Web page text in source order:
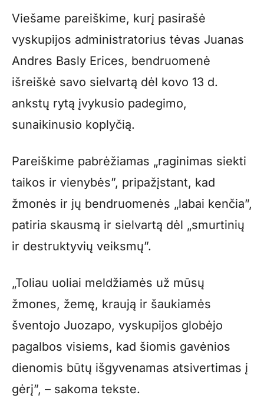
Viešame pareiškime, kurį pasirašė
vyskupijos administratorius tėvas Juanas
Andres Basly Erices, bendruomenė
išreiškė savo sielvartą dėl kovo 13 d.
ankstų rytą įvykusio padegimo,
sunaikinusio koplyčią.
Pareiškime pabrėžiamas „raginimas siekti
taikos ir vienybės”, pripažįstant, kad
žmonės ir jų bendruomenės „labai kenčia”,
patiria skausmą ir sielvartą dėl „smurtinių
ir destruktyvių veiksmų”.
„Toliau uoliai meldžiamės už mūsų
žmones, žemę, kraują ir šaukiamės
šventojo Juozapo, vyskupijos globėjo
pagalbos visiems, kad šiomis gavėnios
dienomis būtų išgyvenamas atsivertimas į
gėrį”, – sakoma tekste.